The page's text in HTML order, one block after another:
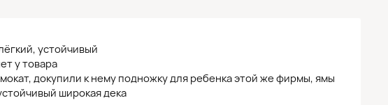
устойчивый
у товара
докупили к нему подножку для ребенка этой же фирмы, ямы
широкая дека